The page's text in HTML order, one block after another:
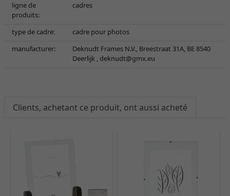
ligne de
produits:
cadres
type de cadre:
cadre pour photos
manufacturer:
Deknudt Frames N.V., Breestraat 31A, BE 8540
Deerlijk , deknudt@gmx.eu
Clients, achetant ce produit, ont aussi acheté